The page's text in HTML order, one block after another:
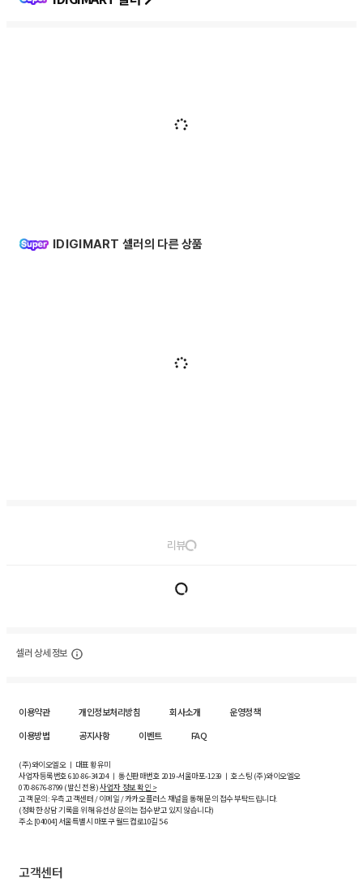
IDIGIMART 셀러의 다른 상품
리뷰
셀러 상세 정보
이용약관 개인정보처리방침 회사소개
운영정책
이용방법
공지사항 이벤트 FAQ
(주)와이오엘오 ㅣ 대표 황유미
사업자등록번호610-86-34204ㅣ 통신판매번호 2019-서울마포-1239 ㅣ 호스팅 (주)와이오엘오
070-8676-8799 (발신 전용)사업자 정보 확인 >
고객 문의: 우측 고객센터 / 이메일 / 카카오플러스 채널을 통해 문의 접수 부탁드립니다.
(정확한 상담 기록을 위해 유선상 문의는 접수받고 있지 않습니다)
주소 [04004] 서울특별시 마포구 월드컵로10길5-6
고객센터